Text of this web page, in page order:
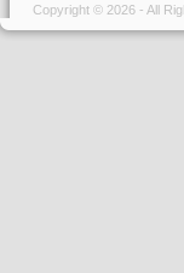
Copyright © 2026 - All